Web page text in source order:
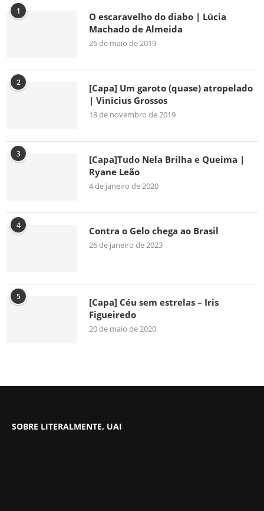
1
O escaravelho do diabo | Lúcia
Machado de Almeida
26 de maio de 2019
2
[Capa] Um garoto (quase) atropelado
| Vinicius Grossos
18 de novembro de 2019
3
[Capa]Tudo Nela Brilha e Queima |
Ryane Leão
4 de janeiro de 2020
4 Contra o Gelo chega ao Brasil
26 de janeiro de 2023
5
[Capa] Céu sem estrelas – Iris
Figueiredo
20 de maio de 2020
SOBRE LITERALMENTE, UAI